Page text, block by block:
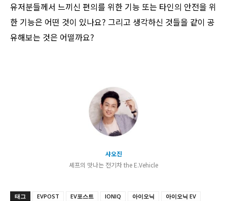
유저분들께서 느끼신 편의를 위한 기능 또는 타인의 안전을 위
한 기능은 어떤 것이 있나요? 그리고 생각하신 것들을 같이 공
유해보는 것은 어떨까요?
샤오진
셰프의 맛나는 전기차 the E.Vehicle
태그 EVPOST EV포스트 IONIQ 아이오닉
아이오닉 EV